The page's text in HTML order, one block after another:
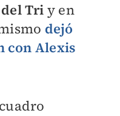
Tri y en
dejó
con Alexis